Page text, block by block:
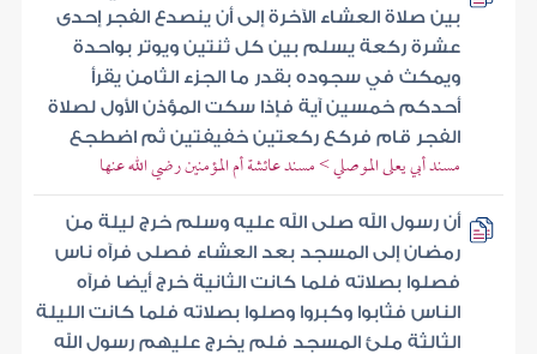
بين صلاة العشاء الآخرة إلى أن ينصدع الفجر إحدى
عشرة ركعة يسلم بين كل ثنتين ويوتر بواحدة
ويمكث في سجوده بقدر ما الجزء الثامن يقرأ
أحدكم خمسين آية فإذا سكت المؤذن الأول لصلاة
الفجر قام فركع ركعتين خفيفتين ثم اضطجع
مسند أبي يعلى الموصلي > مسند عائشة أم المؤمنين رضي الله عنها
أن رسول الله صلى الله عليه وسلم خرج ليلة من
رمضان إلى المسجد بعد العشاء فصلى فرآه ناس
فصلوا بصلاته فلما كانت الثانية خرج أيضا فرآه
الناس فثابوا وكبروا وصلوا بصلاته فلما كانت الليلة
الثالثة ملئ المسجد فلم يخرج عليهم رسول الله